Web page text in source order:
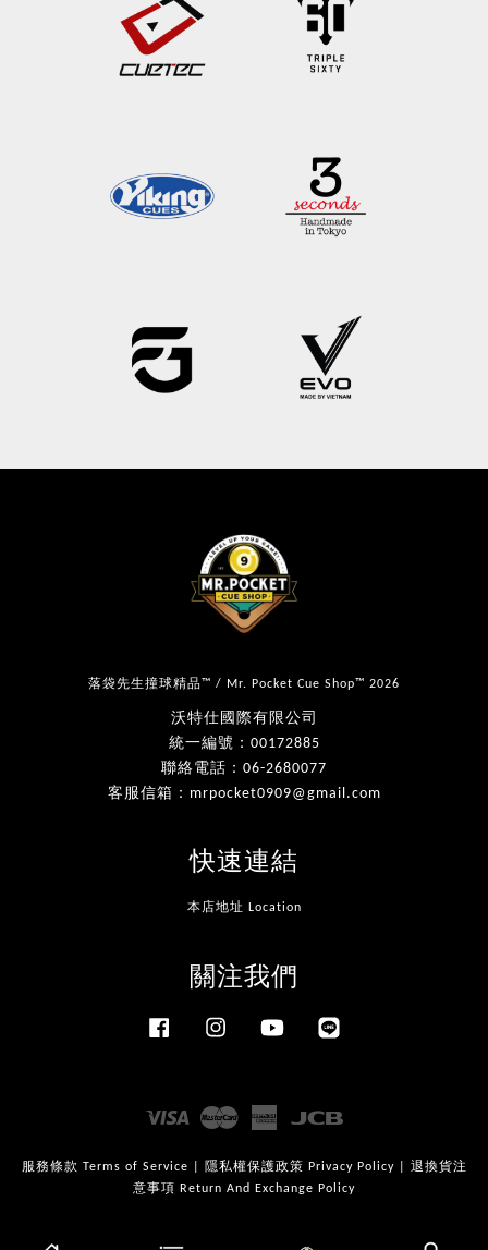
落袋先生撞球精品™ / Mr. Pocket Cue Shop™ 2026
沃特仕國際有限公司
統一編號：00172885
聯絡電話：06-2680077
客服信箱：mrpocket0909@gmail.com
快速連結
本店地址 Location
關注我們
Facebook Instagram YouTube
Visa Master
American
服務條款 Terms of Service 隱私權保護政策 Privacy Policy| 退換貨注
意事項 Return And Exchange Policy